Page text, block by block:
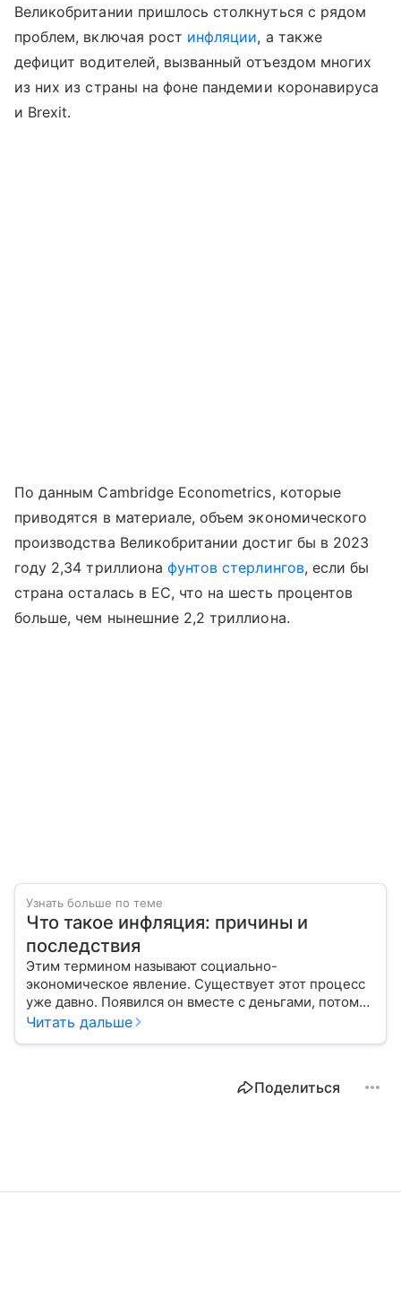
Великобритании пришлось столкнуться с рядом
проблем, включая рост инфляции, а также
дефицит водителей, вызванный отъездом многих
из них из страны на фоне пандемии коронавируса
и Brexit.
По данным Cambridge Econometrics, которые
приводятся в материале, объем экономического
производства Великобритании достиг бы в 2023
году 2,34 триллиона фунтов стерлингов, если бы
страна осталась в ЕС, что на шесть процентов
больше, чем нынешние 2,2 триллиона.
Узнать больше по теме
Что такое инфляция: причины и
последствия
Этим термином называют социально-
экономическое явление. Существует этот процесс
уже давно. Появился он вместе с деньгами, потому
что эти составляющие неразрывно связаны друг с
Читать дальше
Поделиться